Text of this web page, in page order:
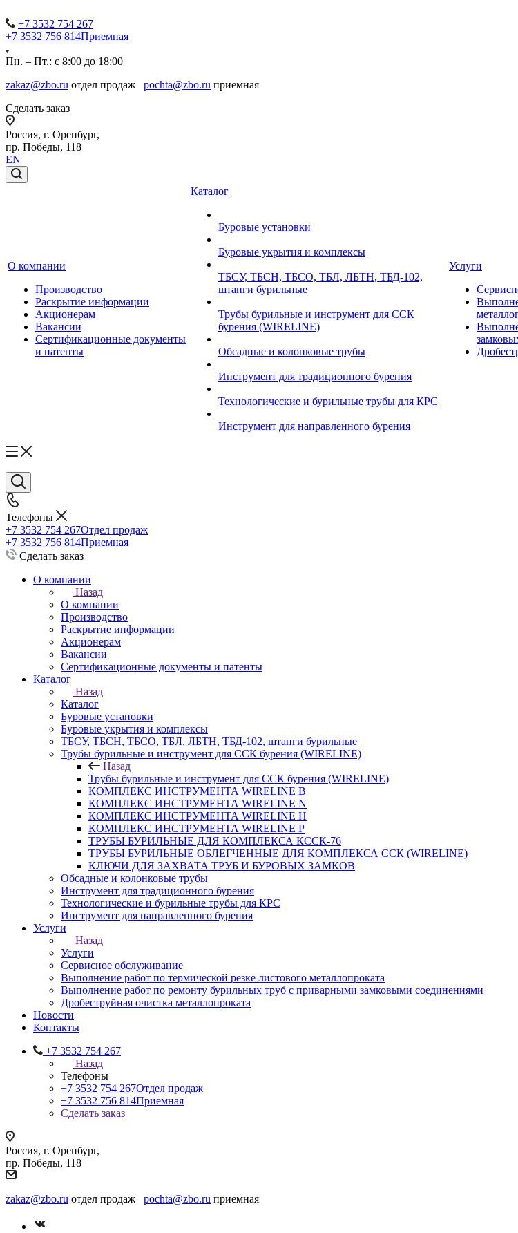
+7 3532 754 267
+7 3532 756 814Приемная
Пн. – Пт.: с 8:00 до 18:00
zakaz@zbo.ru отдел продаж pochta@zbo.ru приемная
Сделать заказ
Россия, г. Оренбург,
пр. Победы, 118
EN
О компании
Производство
Раскрытие информации
Акционерам
Вакансии
Сертификационные документы
и патенты
Каталог
Буровые установки
Буровые укрытия и комплексы
ТБСУ, ТБСН, ТБСО, ТБЛ, ЛБТН, ТБД-102,
штанги бурильные
Трубы бурильные и инструмент для ССК
бурения (WIRELINE)
Обсадные и колонковые трубы
Инструмент для традиционного бурения
Технологические и бурильные трубы для КРС
Инструмент для направленного бурения
Услуги
Телефоны
+7 3532 754 267Отдел продаж
+7 3532 756 814Приемная
Сделать заказ
О компании
Назад
О компании
Производство
Раскрытие информации
Акционерам
Вакансии
Сертификационные документы и патенты
Каталог
Назад
Каталог
Буровые установки
Буровые укрытия и комплексы
ТБСУ, ТБСН, ТБСО, ТБЛ, ЛБТН, ТБД-102, штанги бурильные
Трубы бурильные и инструмент для ССК бурения (WIRELINE)
Назад
Трубы бурильные и инструмент для ССК бурения (WIRELINE)
КОМПЛЕКС ИНСТРУМЕНТА WIRELINE B
КОМПЛЕКС ИНСТРУМЕНТА WIRELINE N
КОМПЛЕКС ИНСТРУМЕНТА WIRELINE H
КОМПЛЕКС ИНСТРУМЕНТА WIRELINE P
ТРУБЫ БУРИЛЬНЫЕ ДЛЯ КОМПЛЕКСА КССК-76
ТРУБЫ БУРИЛЬНЫЕ ОБЛЕГЧЕННЫЕ ДЛЯ КОМПЛЕКСА ССК (WIRELINE)
КЛЮЧИ ДЛЯ ЗАХВАТА ТРУБ И БУРОВЫХ ЗАМКОВ
Обсадные и колонковые трубы
Инструмент для традиционного бурения
Технологические и бурильные трубы для КРС
Инструмент для направленного бурения
Услуги
Назад
Услуги
Сервисное обслуживание
Выполнение работ по термической резке листового металлопроката
Выполнение работ по ремонту бурильных труб с приварными замковыми соединениями
Дробеструйная очистка металлопроката
Новости
Контакты
+7 3532 754 267
Назад
Телефоны
+7 3532 754 267Отдел продаж
+7 3532 756 814Приемная
Сделать заказ
Россия, г. Оренбург,
пр. Победы, 118
zakaz@zbo.ru отдел продаж pochta@zbo.ru приемная